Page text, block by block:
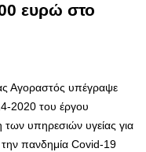
ευρώ στο
Αγοραστός υπέγραψε
2020 του έργου
των υπηρεσιών υγείας για
πανδημία Covid-19